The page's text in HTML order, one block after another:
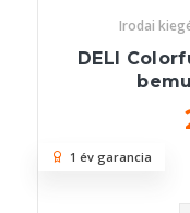
Irodai
DELI
1 év garancia